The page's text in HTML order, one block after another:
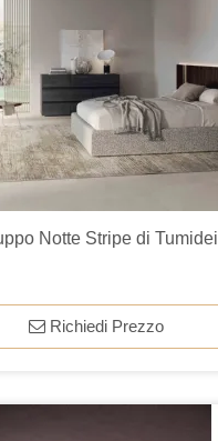
Notte Stripe di Tumidei
Richiedi Prezzo